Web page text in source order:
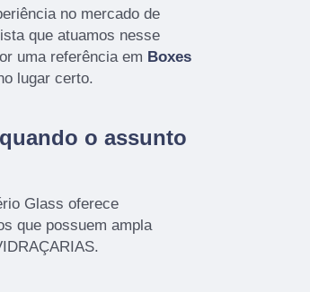
no mercado de
que atuamos nesse
uma referência em Boxes
lugar certo.
o assunto
Glass oferece
que possuem ampla